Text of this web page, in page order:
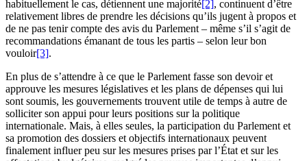
habituellement le cas, détiennent une majorité[2], continuent d’être
relativement libres de prendre les décisions qu’ils jugent à propos et
de ne pas tenir compte des avis du Parlement – même s’il s’agit de
recommandations émanant de tous les partis – selon leur bon
vouloir[3].
En plus de s’attendre à ce que le Parlement fasse son devoir et
approuve les mesures législatives et les plans de dépenses qui lui
sont soumis, les gouvernements trouvent utile de temps à autre de
solliciter son appui pour leurs positions sur la politique
internationale. Mais, à elles seules, la participation du Parlement et
sa promotion des dossiers et objectifs internationaux peuvent
finalement influer peu sur les mesures prises par l’État et sur les